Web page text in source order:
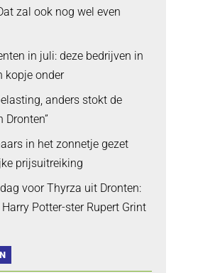
zal ook nog wel even
in juli: deze bedrijven in
kopje onder
anders stokt de
in het zonnetje gezet
prijsuitreiking
voor Thyrza uit Dronten:
Potter-ster Rupert Grint